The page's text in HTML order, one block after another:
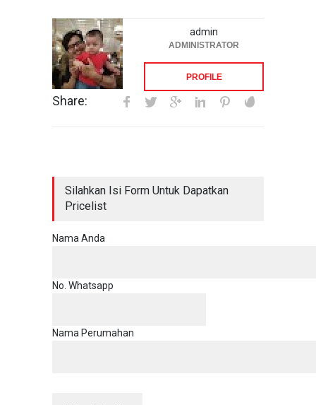
admin
ADMINISTRATOR
PROFILE
Share:
Silahkan Isi Form Untuk Dapatkan
Pricelist
Nama Anda
No. Whatsapp
Nama Perumahan